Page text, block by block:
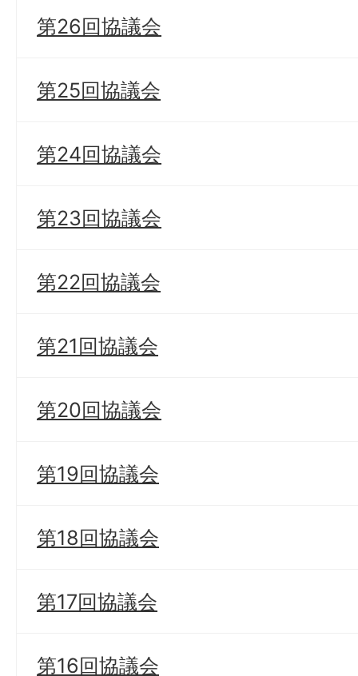
第26回協議会
第25回協議会
第24回協議会
第23回協議会
第22回協議会
第21回協議会
第20回協議会
第19回協議会
第18回協議会
第17回協議会
第16回協議会